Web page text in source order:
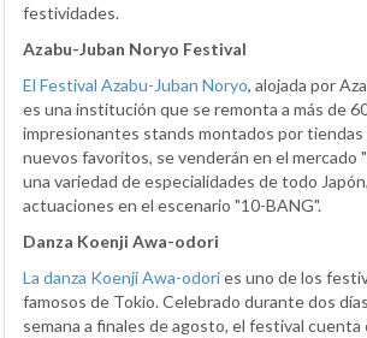
festividades.
Azabu-Juban Noryo Festival
El Festival Azabu-Juban Noryo, alojada por
es una institución que se remonta a más de
impresionantes stands montados por tiendas
nuevos favoritos, se venderán en el mercado
una variedad de especialidades de todo
actuaciones en el escenario "10-BANG".
Danza Koenji Awa-odori
La danza Koenji Awa-odories uno de los
famosos de Tokio. Celebrado durante dos
semana a finales de agosto, el festival